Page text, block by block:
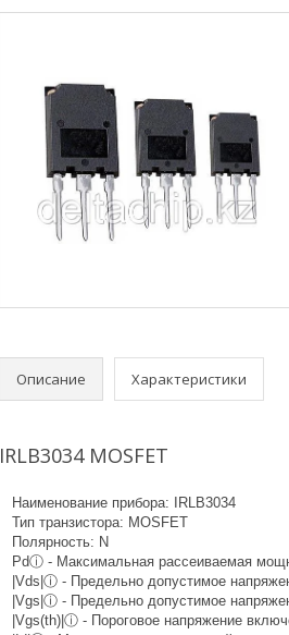
Описание Характеристики
IRLB3034 MOSFET
Наименование прибора: IRLB3034
Тип транзистора: MOSFET
Полярность: N
Pdⓘ - Максимальная рассеиваемая
|Vds|ⓘ - Предельно допустимое
|Vgs|ⓘ - Предельно допустимое
|Vgs(th)|ⓘ - Пороговое напряжение